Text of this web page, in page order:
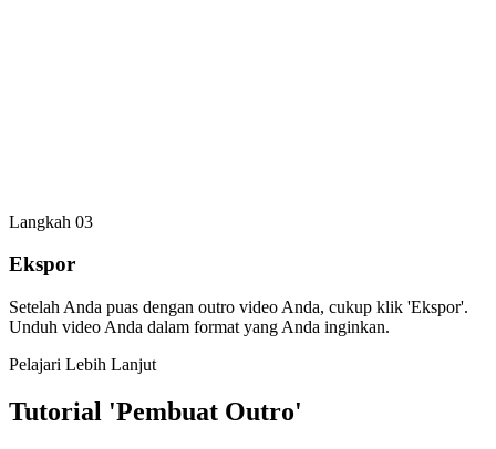
Langkah 03
Ekspor
Setelah Anda puas dengan outro video Anda, cukup klik 'Ekspor'.
Unduh video Anda dalam format yang Anda inginkan.
Pelajari Lebih Lanjut
Tutorial 'Pembuat Outro'